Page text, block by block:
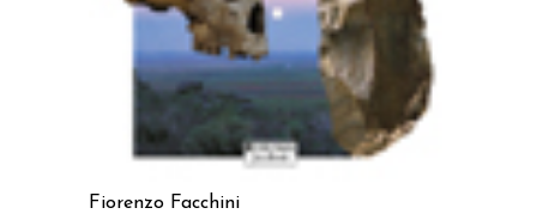
Fiorenzo Facchini